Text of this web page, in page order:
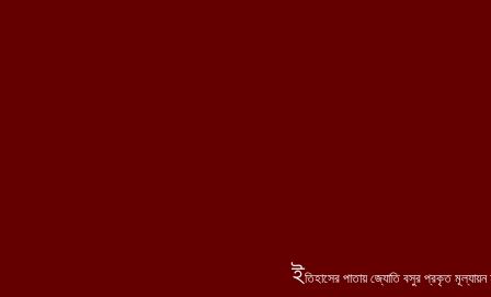
ইতিহাসের পাতায় জ্যোতি বসুর প্রকৃত